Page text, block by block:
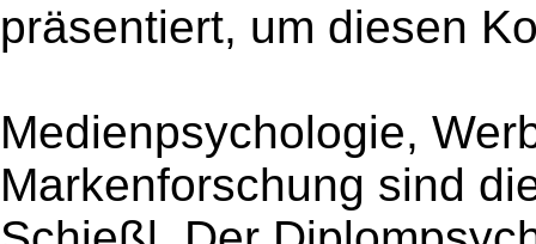
präsentiert, um diesen
Medienpsychologie,
Markenforschung sind